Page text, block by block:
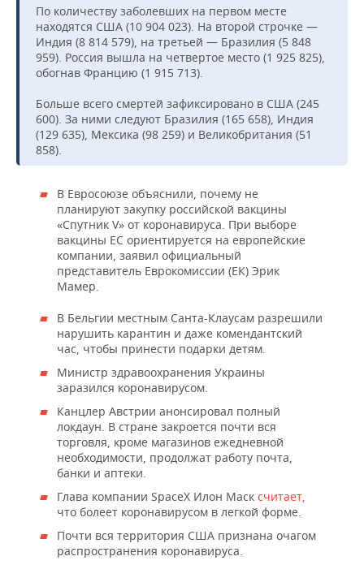
По количеству заболевших на первом месте
находятся США (10 904 023). На второй строчке —
Индия (8 814 579), на третьей — Бразилия (5 848
959). Россия вышла на четвертое место (1 925 825),
обогнав Францию (1 915 713).
Больше всего смертей зафиксировано в США (245
600). За ними следуют Бразилия (165 658), Индия
(129 635), Мексика (98 259) и Великобритания (51
858).
В Евросоюзе объяснили, почему не
планируют закупку российской вакцины
«Спутник V» от коронавируса. При выборе
вакцины ЕС ориентируется на европейские
компании, заявил официальный
представитель Еврокомиссии (ЕК) Эрик
Мамер.
В Бельгии местным Санта-Клаусам разрешили
нарушить карантин и даже комендантский
час, чтобы принести подарки детям.
Министр здравоохранения Украины
заразился коронавирусом.
Канцлер Австрии анонсировал полный
локдаун. В стране закроется почти вся
торговля, кроме магазинов ежедневной
необходимости, продолжат работу почта,
банки и аптеки.
Глава компании SpaceX Илон Маск считает,
что болеет коронавирусом в легкой форме.
Почти вся территория США признана очагом
распространения коронавируса.